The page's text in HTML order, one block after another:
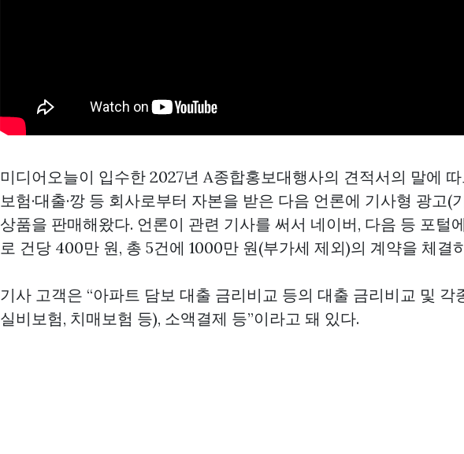
미디어오늘이 입수한 2027년 A종합홍보대행사의 견적서의 말에
보험·대출·깡 등 회사로부터 자본을 받은 다음 언론에 기사형 광고(
상품을 판매해왔다. 언론이 관련 기사를 써서 네이버, 다음 등 포털
로 건당 400만 원, 총 5건에 1000만 원(부가세 제외)의 계약을 체결
기사 고객은 “아파트 담보 대출 금리비교 등의 대출 금리비교 및 각
실비보험, 치매보험 등), 소액결제 등”이라고 돼 있다.